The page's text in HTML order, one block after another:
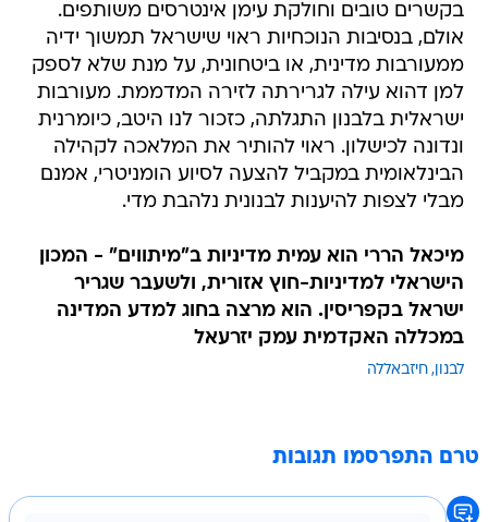
בקשרים טובים וחולקת עימן אינטרסים משותפים.
אולם, בנסיבות הנוכחיות ראוי שישראל תמשוך ידיה
ממעורבות מדינית, או ביטחונית, על מנת שלא לספק
למן דהוא עילה לגרירתה לזירה המדממת. מעורבות
ישראלית בלבנון התגלתה, כזכור לנו היטב, כיומרנית
ונדונה לכישלון. ראוי להותיר את המלאכה לקהילה
הבינלאומית במקביל להצעה לסיוע הומניטרי, אמנם
מבלי לצפות להיענות לבנונית נלהבת מדי.
מיכאל הררי הוא עמית מדיניות ב"מיתווים" - המכון
הישראלי למדיניות-חוץ אזורית, ולשעבר שגריר
ישראל בקפריסין. הוא מרצה בחוג למדע המדינה
במכללה האקדמית עמק יזרעאל
לבנון חיזבאללה
טרם התפרסמו תגובות